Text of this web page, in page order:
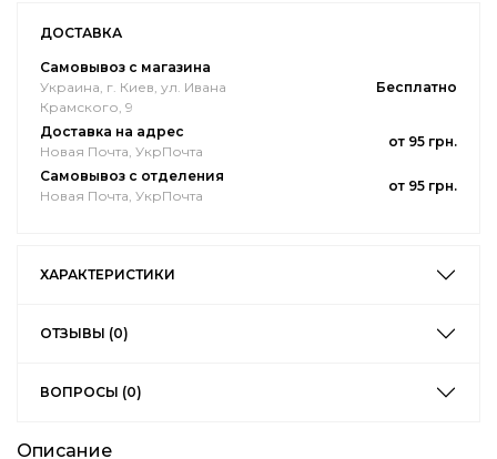
ДОСТАВКА
Самовывоз с магазина
Украина, г. Киев, ул. Ивана
Крамского, 9
Бесплатно
Доставка на адрес
Новая Почта, УкрПочта
от 95 грн.
Самовывоз с отделения
Новая Почта, УкрПочта
от 95 грн.
ХАРАКТЕРИСТИКИ
ОТЗЫВЫ (0)
ВОПРОСЫ (0)
Описание